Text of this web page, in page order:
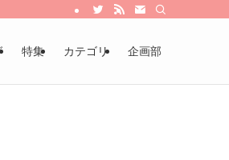
特集 カテゴリ 企画部